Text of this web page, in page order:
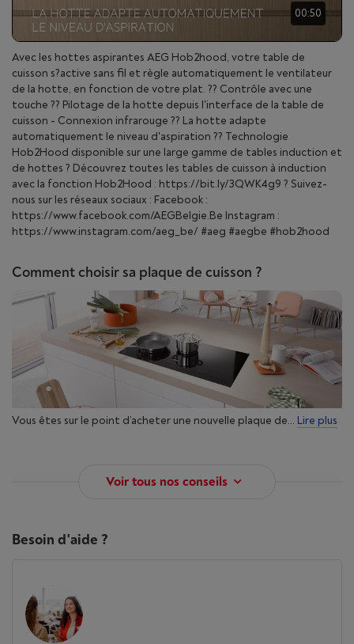
00:50
Avec les hottes aspirantes AEG Hob2hood, votre table de
cuisson s?active sans fil et règle automatiquement le ventilateur
de la hotte, en fonction de votre plat. ?? Contrôle avec une
touche ?? Pilotage de la hotte depuis l'interface de la table de
cuisson - Connexion infrarouge ?? La hotte adapte
automatiquement le niveau d'aspiration ?? Technologie
Hob2Hood disponible sur une large gamme de tables induction et
de hottes ? Découvrez toutes les tables de cuisson à induction
avec la fonction Hob2Hood : https://bit.ly/3QWK4g9 ? Suivez-
nous sur les réseaux sociaux : Facebook :
https://www.facebook.com/AEGBelgie.Be Instagram :
https://www.instagram.com/aeg_be/ #aeg #aegbe #hob2hood
Comment choisir sa plaque de cuisson ?
Vous êtes sur le point d’acheter une nouvelle plaque de... Lire plus
Voir tous nos conseils
Besoin d'aide ?